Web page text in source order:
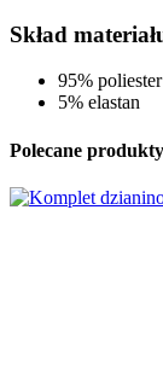
Skład
95% poliester
5% elastan
Polecane produkty